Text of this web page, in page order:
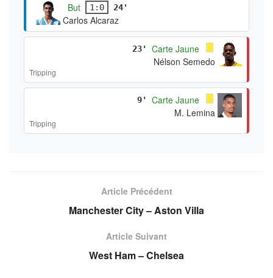
But 1:0 24'
Carlos Alcaraz
23'
Carte Jaune
Nélson Semedo
Tripping
9'
Carte Jaune
M. Lemina
Tripping
Article Précédent
Manchester City – Aston Villa
Article Suivant
West Ham – Chelsea